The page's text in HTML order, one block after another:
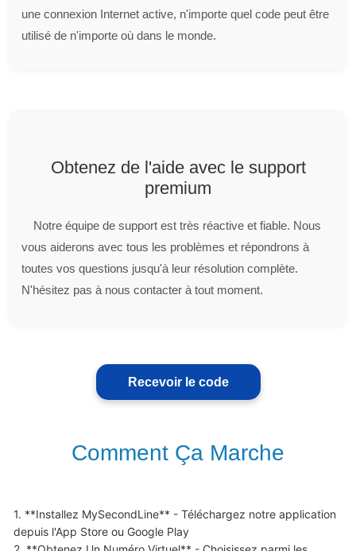
une connexion Internet active, n'importe quel code peut être
utilisé de n'importe où dans le monde.
Obtenez de l'aide avec le support
premium
Notre équipe de support est très réactive et fiable. Nous
vous aiderons avec tous les problèmes et répondrons à
toutes vos questions jusqu'à leur résolution complète.
N'hésitez pas à nous contacter à tout moment.
Recevoir le code
Comment Ça Marche
1. **Installez MySecondLine** - Téléchargez notre application
depuis l'App Store ou Google Play